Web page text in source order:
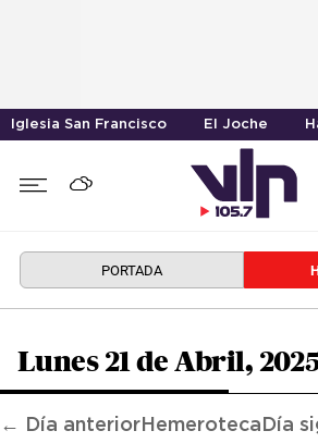
Iglesia San Francisco El Joche
PORTADA
Lunes 21 de Abril,
← Día anterior Hemeroteca Día